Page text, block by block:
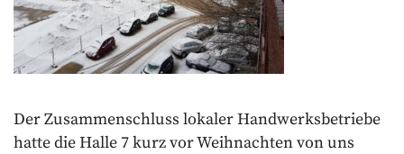
Der Zusammenschluss lokaler Handwerksbetriebe
hatte die Halle 7 kurz vor Weihnachten von uns